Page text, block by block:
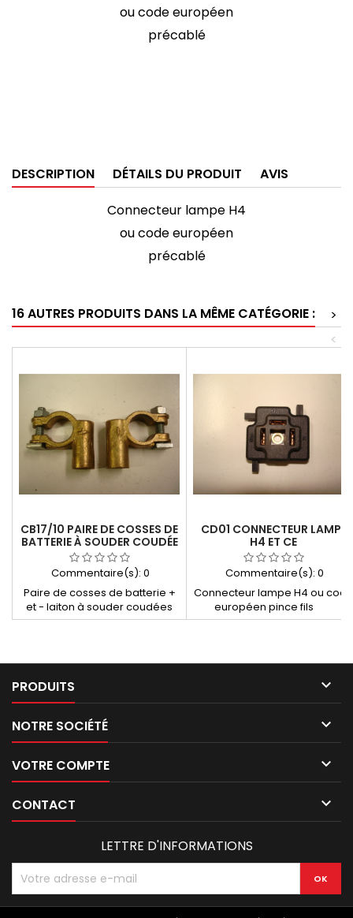
ou code européen
précablé
DESCRIPTION DÉTAILS DU PRODUIT
AVIS
Connecteur lampe H4
ou code européen
précablé
16 AUTRES PRODUITS DANS LA MÊME CATÉGORIE :
>
<
CB17/10 PAIRE DE COSSES DE
BATTERIE À SOUDER COUDÉE
TROU DE 10 MM
Commentaire(s): 0
Paire de cosses de batterie +
et - laiton à souder coudées
trou du cable 10 mm
CD01 CONNECTEUR LAMPE
H4 ET CE
Commentaire(s): 0
Connecteur lampe H4 ou code
européen pince fils
PRODUITS 
NOTRE SOCIÉTÉ 
VOTRE COMPTE 
CONTACT 
LETTRE D'INFORMATIONS